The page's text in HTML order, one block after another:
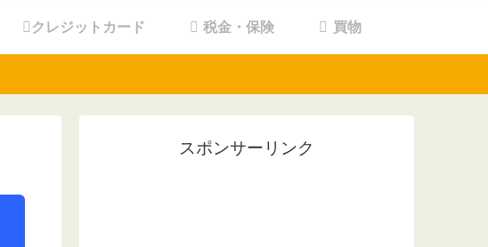
クレジットカード 税金・保険 買物
スポンサーリンク